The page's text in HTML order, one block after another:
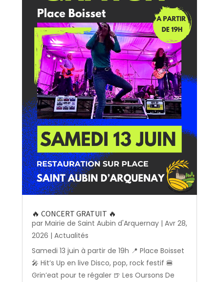
🔥 CONCERT GRATUIT 🔥
par Mairie de Saint Aubin d'Arquernay| Avr 28,
2026 | Actualités
Samedi 13 juin à partir de 19h 📍 Place Boisset
🎤 Hit’s Up en live Disco, pop, rock festif 🍔
Grin’eat pour te régaler 🍺 Les Oursons De